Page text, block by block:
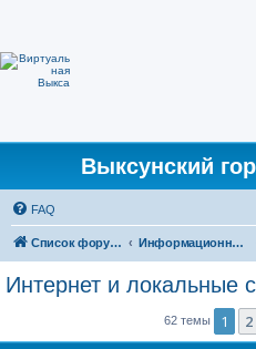
Выксунский
FAQ
Список форумов Информационные Технологии
Интернет и локальные
62 темы 1 2